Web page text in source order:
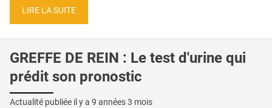
LIRE LA SUITE
GREFFE DE REIN : Le test d'urine qui
prédit son pronostic
Actualité publiée il y a 9 années 3 mois